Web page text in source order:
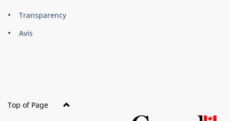
About
this
Brand
Transparency
Avis
Top of Page